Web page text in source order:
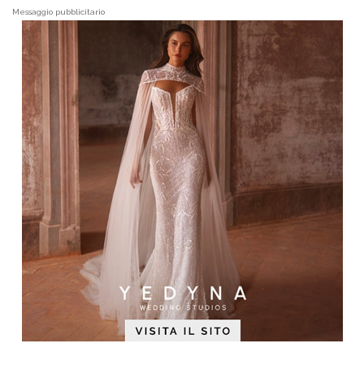
Messaggio pubblicitario